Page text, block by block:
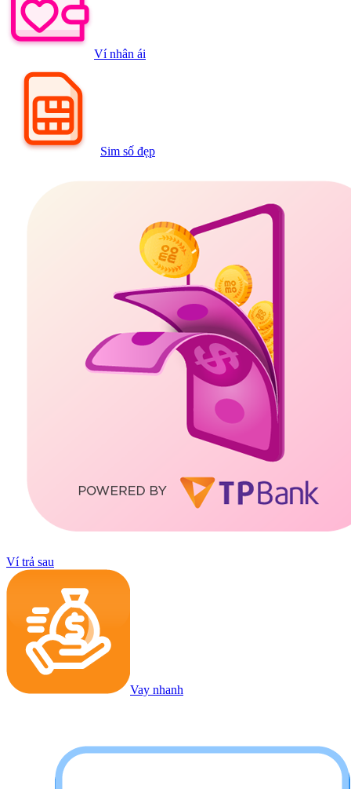
Ví nhân ái
Sim số đẹp
Ví trả sau
Vay nhanh